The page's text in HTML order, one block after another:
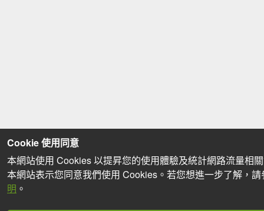
Cookie 使用同意
本網站使用 Cookies 以提昇您的使用體驗及統計網路流量相
本網站表示您同意我們使用 Cookies。若您想進一步了解，
明 。